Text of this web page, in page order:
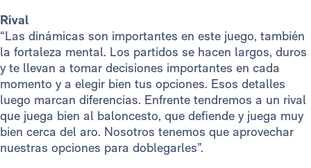
Rival
“Las dinámicas son importantes en este juego, también
la fortaleza mental. Los partidos se hacen largos, duros
y te llevan a tomar decisiones importantes en cada
momento y a elegir bien tus opciones. Esos detalles
luego marcan diferencias. Enfrente tendremos a un rival
que juega bien al baloncesto, que defiende y juega muy
bien cerca del aro. Nosotros tenemos que aprovechar
nuestras opciones para doblegarles”.